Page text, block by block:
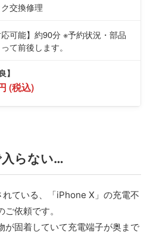
交換修理
応可能】約90分 ※予約状況・部品
て前後します。
】
(税込)
らない…
ている、「iPhone X」の充電不
依頼です。
が固着していて充電端子が奥まで